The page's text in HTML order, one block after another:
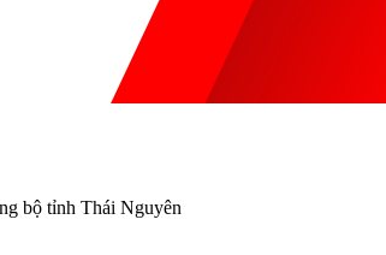
bộ tỉnh Thái Nguyên